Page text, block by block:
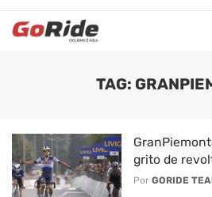
TAG:
grito de
Por GORIDE